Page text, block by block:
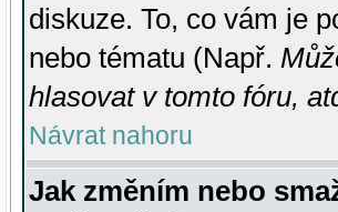
diskuze. To, co vám je
nebo tématu (Např.
hlasovat v tomto fóru,
Návrat nahoru
Jak změním nebo